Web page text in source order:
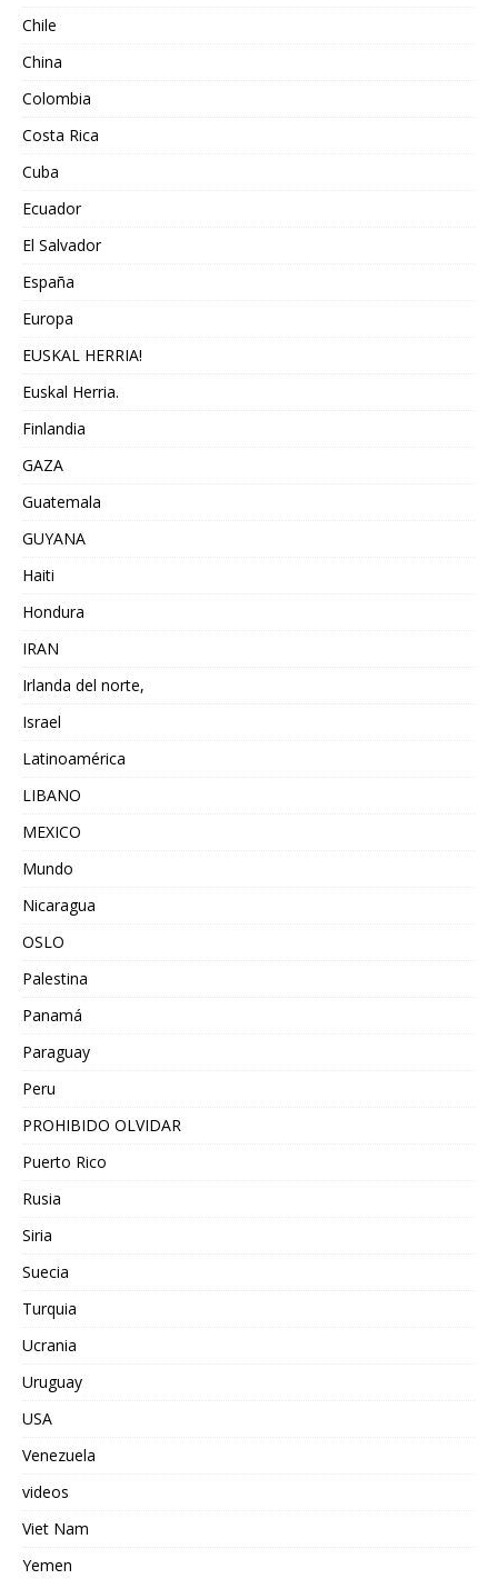
Chile
China
Colombia
Costa Rica
Cuba
Ecuador
El Salvador
España
Europa
EUSKAL HERRIA!
Euskal Herria.
Finlandia
GAZA
Guatemala
GUYANA
Haiti
Hondura
IRAN
Irlanda del norte,
Israel
Latinoamérica
LIBANO
MEXICO
Mundo
Nicaragua
OSLO
Palestina
Panamá
Paraguay
Peru
PROHIBIDO OLVIDAR
Puerto Rico
Rusia
Siria
Suecia
Turquia
Ucrania
Uruguay
USA
Venezuela
videos
Viet Nam
Yemen